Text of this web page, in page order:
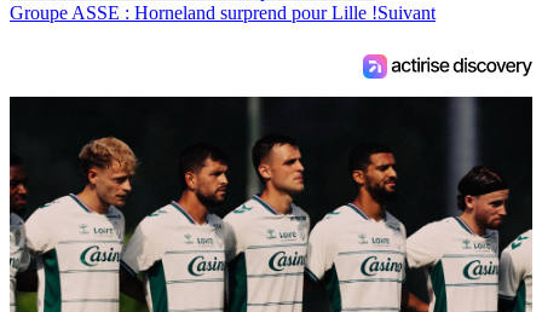
Groupe ASSE : Horneland surprend pour Lille !Suivant